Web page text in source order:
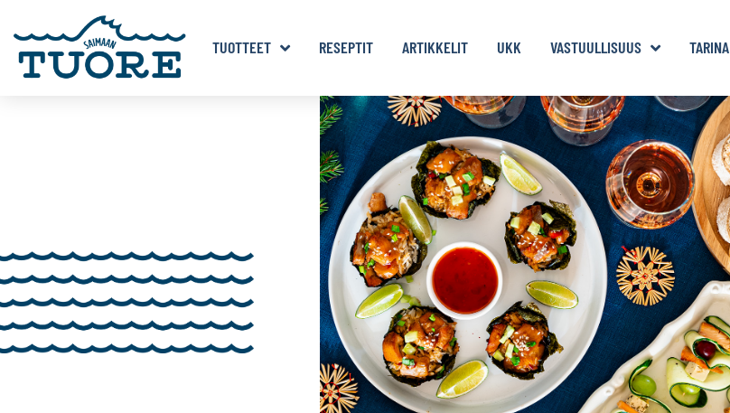
TUOTTEET RESEPTIT ARTIKKELIT UKK VASTUULLISUUS TARINA